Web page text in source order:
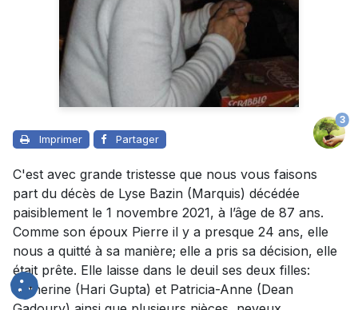
Imprimer Partager
3
C'est avec grande tristesse que nous vous faisons
part du décès de Lyse Bazin (Marquis) décédée
paisiblement le 1 novembre 2021, à l’âge de 87 ans.
Comme son époux Pierre il y a presque 24 ans, elle
nous a quitté à sa manière; elle a pris sa décision, elle
était prête. Elle laisse dans le deuil ses deux filles:
Catherine (Hari Gupta) et Patricia-Anne (Dean